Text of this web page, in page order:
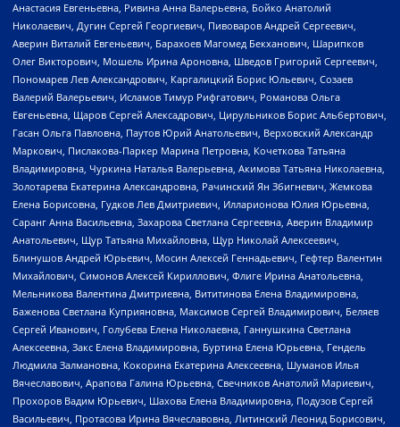
Анастасия Евгеньевна, Ривина Анна Валерьевна, Бойко Анатолий
Николаевич, Дугин Сергей Георгиевич, Пивоваров Андрей Сергеевич,
Аверин Виталий Евгеньевич, Барахоев Магомед Бекханович, Шарипков
Олег Викторович, Мошель Ирина Ароновна, Шведов Григорий Сергеевич,
Пономарев Лев Александрович, Каргалицкий Борис Юльевич, Созаев
Валерий Валерьевич, Исламов Тимур Рифгатович, Романова Ольга
Евгеньевна, Щаров Сергей Алексадрович, Цирульников Борис Альбертович,
Гасан Ольга Павловна, Паутов Юрий Анатольевич, Верховский Александр
Маркович, Пислакова-Паркер Марина Петровна, Кочеткова Татьяна
Владимировна, Чуркина Наталья Валерьевна, Акимова Татьяна Николаевна,
Золотарева Екатерина Александровна, Рачинский Ян Збигневич, Жемкова
Елена Борисовна, Гудков Лев Дмитриевич, Илларионова Юлия Юрьевна,
Саранг Анна Васильевна, Захарова Светлана Сергеевна, Аверин Владимир
Анатольевич, Щур Татьяна Михайловна, Щур Николай Алексеевич,
Блинушов Андрей Юрьевич, Мосин Алексей Геннадьевич, Гефтер Валентин
Михайлович, Симонов Алексей Кириллович, Флиге Ирина Анатольевна,
Мельникова Валентина Дмитриевна, Вититинова Елена Владимировна,
Баженова Светлана Куприяновна, Максимов Сергей Владимирович, Беляев
Сергей Иванович, Голубева Елена Николаевна, Ганнушкина Светлана
Алексеевна, Закс Елена Владимировна, Буртина Елена Юрьевна, Гендель
Людмила Залмановна, Кокорина Екатерина Алексеевна, Шуманов Илья
Вячеславович, Арапова Галина Юрьевна, Свечников Анатолий Мариевич,
Прохоров Вадим Юрьевич, Шахова Елена Владимировна, Подузов Сергей
Васильевич, Протасова Ирина Вячеславовна, Литинский Леонид Борисович,